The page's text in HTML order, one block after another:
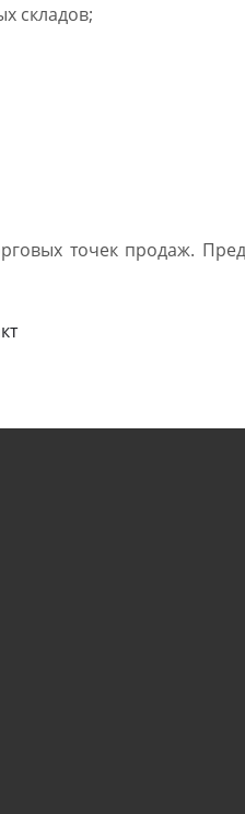
складов;
точек продаж.